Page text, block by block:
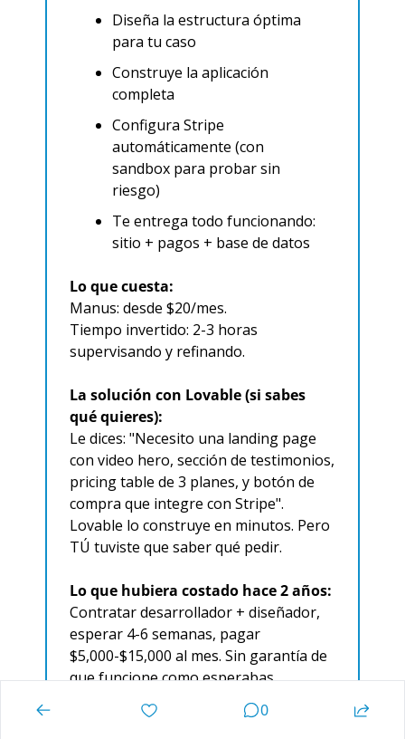
Diseña la estructura óptima
para tu caso
Construye la aplicación
completa
Configura Stripe
automáticamente (con
sandbox para probar sin
riesgo)
Te entrega todo funcionando:
sitio + pagos + base de datos
Lo que cuesta:
Manus: desde $20/mes.
Tiempo invertido: 2-3 horas
supervisando y refinando.
La solución con Lovable (si sabes
qué quieres):
Le dices: "Necesito una landing page
con video hero, sección de testimonios,
pricing table de 3 planes, y botón de
compra que integre con Stripe".
Lovable lo construye en minutos. Pero
TÚ tuviste que saber qué pedir.
Lo que hubiera costado hace 2 años:
Contratar desarrollador + diseñador,
esperar 4-6 semanas, pagar
$5,000-$15,000 al mes. Sin garantía de
que funcione como esperabas.
Bien, ya viste cómo funciona en la
0